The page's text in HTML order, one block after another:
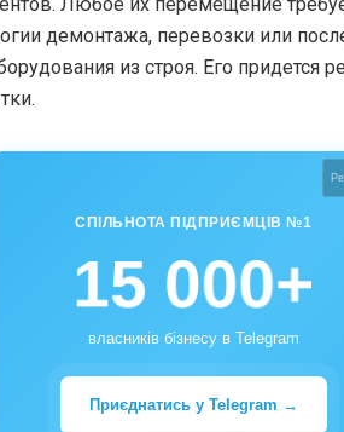
демонтажа, перевозки или
из строя. Его придется
СПІЛЬНОТА ПІДПРИЄМЦІВ №1
15 000+
власників бізнесу в Telegram
Приєднатись у Telegram →